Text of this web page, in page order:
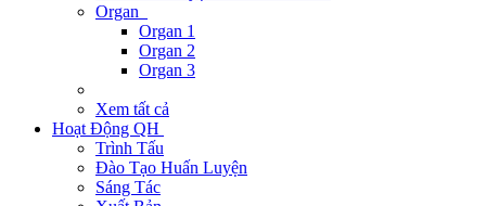
Organ
Organ 1
Organ 2
Organ 3
Xem tất cả
Hoạt Động QH
Trình Tấu
Đào Tạo Huấn Luyện
Sáng Tác